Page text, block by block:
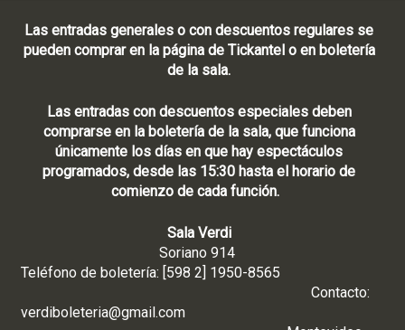
Las entradas generales o con descuentos regulares se
pueden comprar en la página de Tickantel o en boletería
de la sala.
Las entradas con descuentos especiales deben
comprarse en la boletería de la sala, que funciona
únicamente los días en que hay espectáculos
programados, desde las 15:30 hasta el horario de
comienzo de cada función.
Sala Verdi
Soriano 914
Teléfono de boletería: [598 2] 1950-8565
Contacto:
verdiboleteria@gmail.com